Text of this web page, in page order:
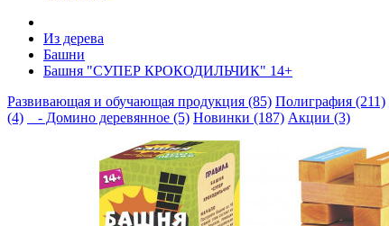
Из дерева
Башни
Башня "СУПЕР КРОКОДИЛЬЧИК" 14+
Развивающая и обучающая продукция (85) Полиграфия (211)
(4)
- Домино деревянное (5) Новинки (187) Акции (3)